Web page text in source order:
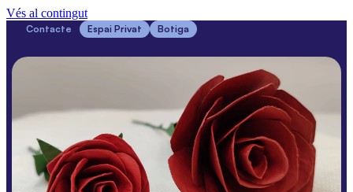
Vés al contingut
Contacte Espai Privat Botiga